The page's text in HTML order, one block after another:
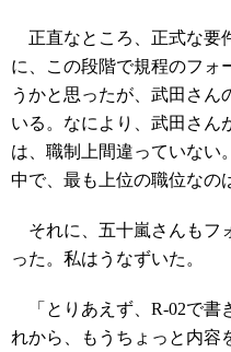
正直なところ、正式な要
に、この段階で規程のフォ
うかと思ったが、武田さん
いる。なにより、武田さん
は、職制上間違っていない
中で、最も上位の職位なの
それに、五十嵐さんもフ
った。私はうなずいた。
「とりあえず、R-02で書
れから、もうちょっと内容